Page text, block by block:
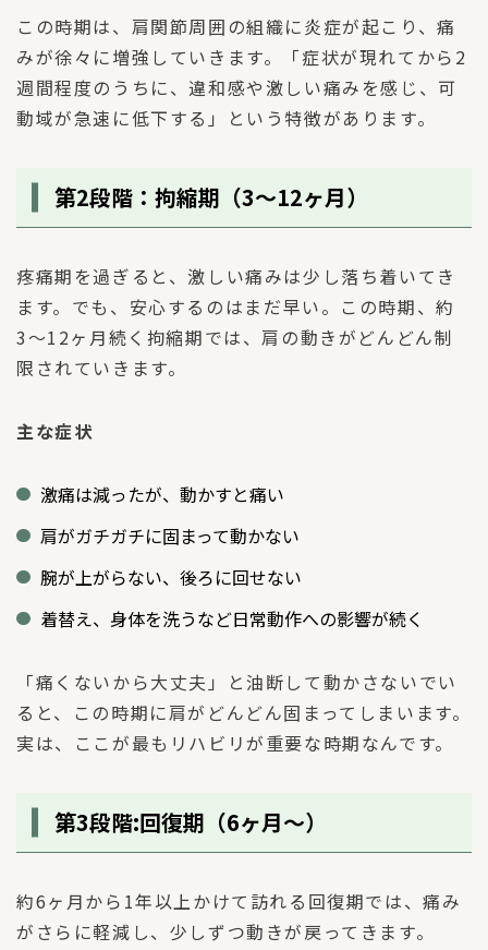
この時期は、肩関節周囲の組織に炎症が起こり、痛
みが徐々に増強していきます。「症状が現れてから2
週間程度のうちに、違和感や激しい痛みを感じ、可
動域が急速に低下する」という特徴があります。
第2段階：拘縮期（3〜12ヶ月）
疼痛期を過ぎると、激しい痛みは少し落ち着いてき
ます。でも、安心するのはまだ早い。この時期、約
3〜12ヶ月続く拘縮期では、肩の動きがどんどん制
限されていきます。
主な症状
激痛は減ったが、動かすと痛い
肩がガチガチに固まって動かない
腕が上がらない、後ろに回せない
着替え、身体を洗うなど日常動作への影響が続く
「痛くないから大丈夫」と油断して動かさないでい
ると、この時期に肩がどんどん固まってしまいます。
実は、ここが最もリハビリが重要な時期なんです。
第3段階:回復期（6ヶ月〜）
約6ヶ月から1年以上かけて訪れる回復期では、痛み
がさらに軽減し、少しずつ動きが戻ってきます。